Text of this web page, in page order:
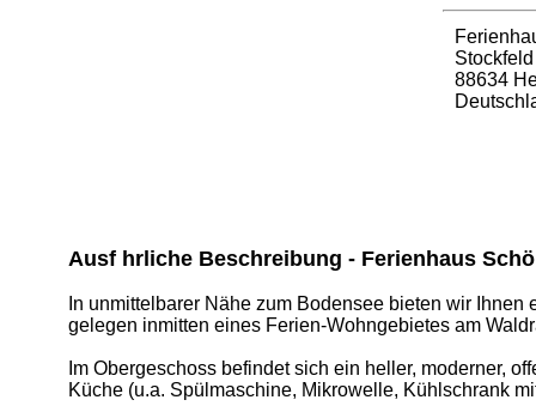
88634
Ausf hrliche Beschreibung - Ferienhaus
In unmittelbarer Nähe zum Bodensee bieten wir
gelegen inmitten eines Ferien-Wohngebietes am
Im Obergeschoss befindet sich ein heller, moderner,
Küche (u.a. Spülmaschine, Mikrowelle, Kühlschrank